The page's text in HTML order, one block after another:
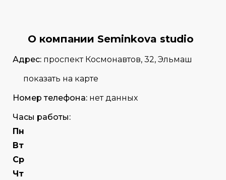
О компании Seminkova studio
Адрес: проспект Космонавтов, 32, Эльмаш
показать на карте
Номер телефона: нет данных
Часы работы:
Пн
Вт
Cр
Чт